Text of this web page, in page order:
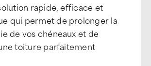
rapide, efficace et
qui permet de prolonger la
de vos chéneaux et de
toiture parfaitement